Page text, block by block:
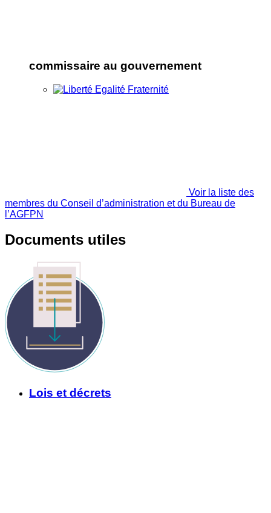
commissaire au gouvernement
Voir la liste des
membres du Conseil d’administration et du Bureau de
l’AGFPN
Documents utiles
Lois et décrets